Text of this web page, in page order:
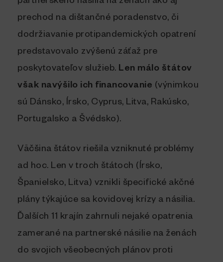
prechod na dištančné poradenstvo, či
dodržiavanie protipandemických opatrení
predstavovalo zvýšenú záťaž pre
poskytovateľov služieb. Len málo štátov
však navýšilo ich financovanie (výnimkou
sú Dánsko, Írsko, Cyprus, Litva, Rakúsko,
Portugalsko a Švédsko).
Väčšina štátov riešila vzniknuté problémy
ad hoc. Len v troch štátoch (Írsko,
Španielsko, Litva) vznikli špecifické akčné
plány týkajúce sa kovidovej krízy a násilia.
Ďalších 11 krajín zahrnuli nejaké opatrenia
zamerané na partnerské násilie na ženách
do svojich všeobecných plánov proti